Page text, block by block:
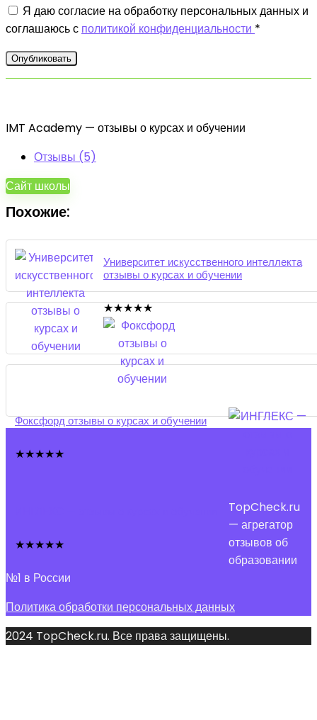
Я даю согласие на обработку персональных данных и
соглашаюсь с политикой конфиденциальности *
IMT Academy — отзывы о курсах и обучении
Отзывы (5)
Сайт школы
Похожие:
Университет искусственного интеллекта
отзывы о курсах и обучении
★★★★★
Фоксфорд отзывы о курсах и обучении
★★★★★
★★★★★
TopCheck.ru
— агрегатор
отзывов об
образовании
№1 в России
Политика обработки персональных данных
2024 TopCheck.ru. Все права защищены.